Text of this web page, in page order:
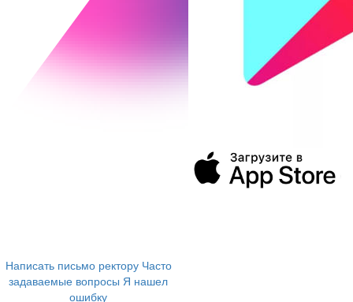
Написать письмо ректору Часто
задаваемые вопросы Я нашел
ошибку